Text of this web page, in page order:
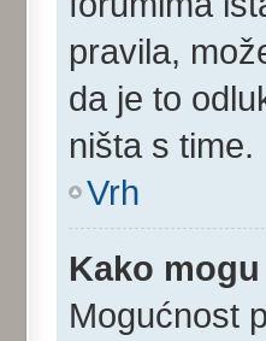
pravila,
da je to
ništa s time.
Vrh
Kako
Mogućnost